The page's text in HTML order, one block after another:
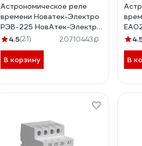
Астрономическое реле
времени Новатек-Электро
РЭВ-225 НовАтек-Электро
3425604225
4.5(21) 20710443
В корзину В